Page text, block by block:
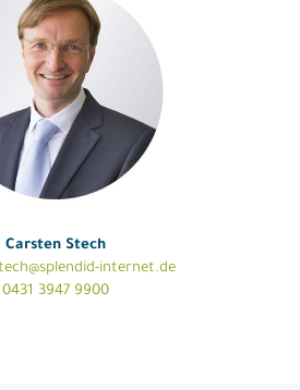
Carsten Stech
internet.de
0431 3947 9900